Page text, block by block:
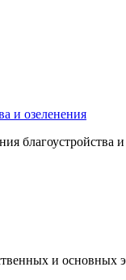
и озеленения
благоустройства
и основных